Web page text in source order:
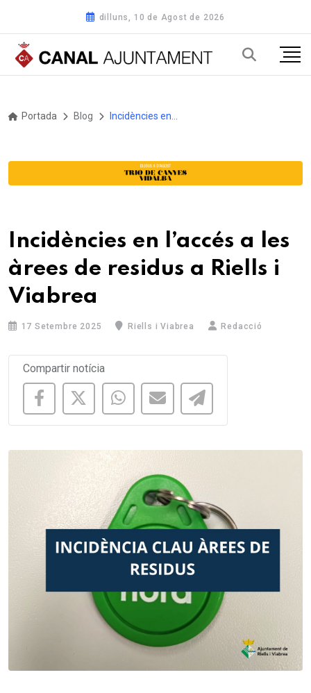
dilluns, 10 de Agost de 2026
Portada Blog
Incidències en l’accés a les
àrees de residus a Riells i
Viabrea
17 Setembre 2025 Riells i Viabrea Redacció
Compartir notícia